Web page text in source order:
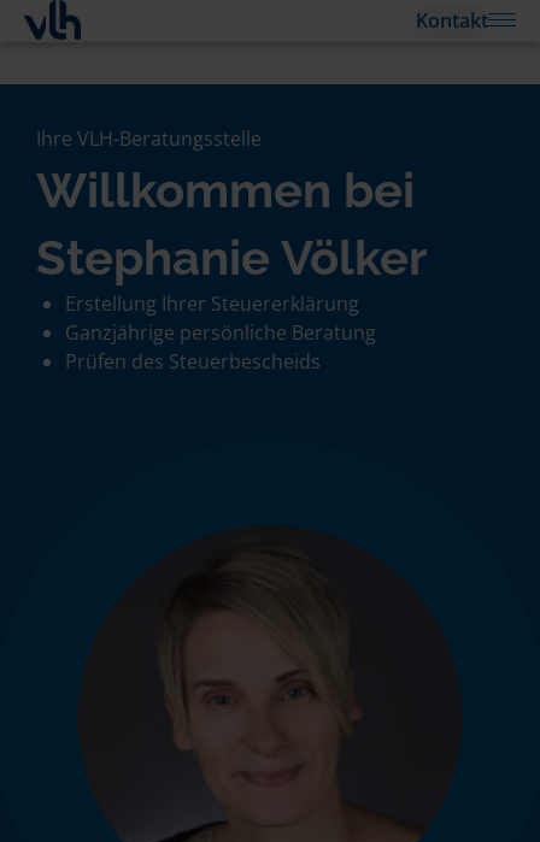
Kontakt
Ihre VLH-Beratungsstelle
Willkommen bei
Stephanie Völker
Erstellung Ihrer Steuererklärung
Ganzjährige persönliche Beratung
Prüfen des Steuerbescheids